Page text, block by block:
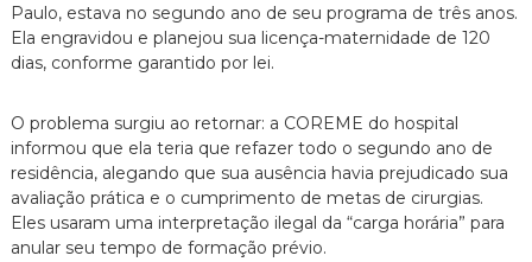
Paulo,estava no segundo ano de seu programa de três anos.
Ela engravidou e planejou sua licença-maternidade de 120
dias,conforme garantido por lei.
O problema surgiu ao retornar: a COREME do hospital
informou que ela teria que refazer todo o segundo ano de
residência,alegando que sua ausência havia prejudicado sua
avaliação prática e o cumprimento de metas de cirurgias.
Eles usaram uma interpretação ilegal da “carga horária” para
anular seu tempo de formação prévio.